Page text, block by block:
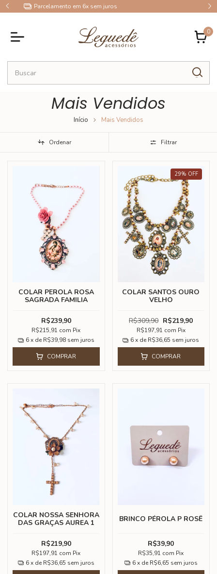
10% OFF no Pix
0
Mais Vendidos
Início Mais Vendidos
Ordenar Filtrar
COLAR PEROLA ROSA
SAGRADA FAMILIA
R$239,90
R$215,91 com Pix
6 x de R$39,98 sem juros
COMPRAR
29% OFF
COLAR SANTOS OURO
VELHO
R$309,90 R$219,90
R$197,91 com Pix
6 x de R$36,65 sem juros
COMPRAR
COLAR NOSSA SENHORA
DAS GRAÇAS AUREA 1
R$219,90
R$197,91 com Pix
6 x de R$36,65 sem juros
BRINCO PÉROLA P ROSÊ
R$39,90
R$35,91 com Pix
6 x de R$6,65 sem juros